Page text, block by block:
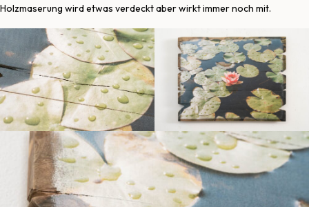
Holzmaserung wird etwas verdeckt aber wirkt immer noch mit.